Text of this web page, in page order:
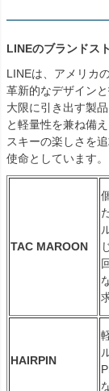
LINEのブランドス
LINEは、アメリカ
革新的なデザイン
大限に引き出す製
と軽量性を兼ね備
スキーの楽しさを
使命としています。
TAC MAROON
HAIRPIN